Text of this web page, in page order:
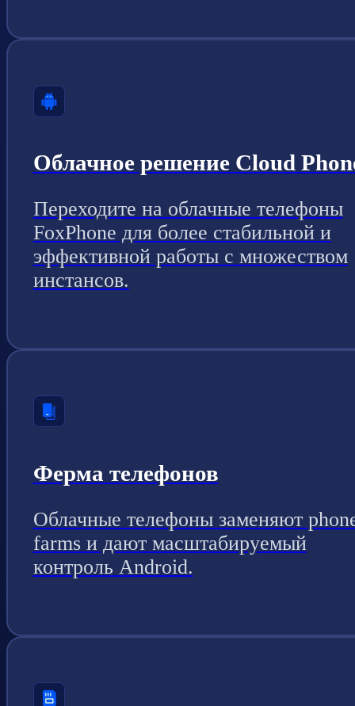
Облачное решение Cloud
Переходите на облачные телефоны
FoxPhone для более стабильной и
эффективной работы с множеством
инстансов.
Ферма телефонов
Облачные телефоны заменяют
farms и дают масштабируемый
контроль Android.